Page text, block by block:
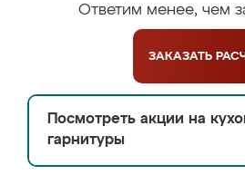
Ответим менее, чем
ЗАКАЗАТЬ
Посмотреть акции на
гарнитуры